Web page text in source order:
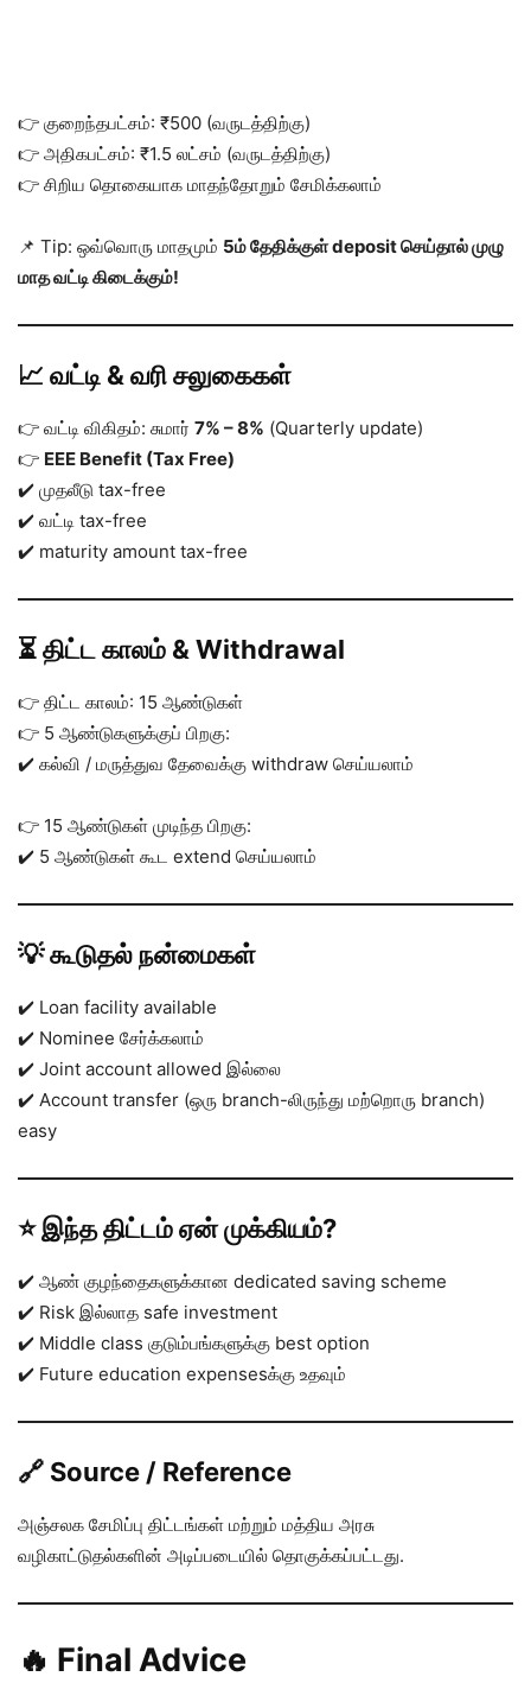
👉 குறைந்தபட்சம்: ₹500 (வருடத்திற்கு)
👉 அதிகபட்சம்: ₹1.5 லட்சம் (வருடத்திற்கு)
👉 சிறிய தொகையாக மாதந்தோறும் சேமிக்கலாம்
📌 Tip: ஒவ்வொரு மாதமும் 5ம் தேதிக்குள் deposit செய்தால் முழு
மாத வட்டி கிடைக்கும்!
📈 வட்டி & வரி சலுகைகள்
👉 வட்டி விகிதம்: சுமார் 7% – 8% (Quarterly update)
👉 EEE Benefit (Tax Free)
✔️ முதலீடு tax-free
✔️ வட்டி tax-free
✔️ maturity amount tax-free
⏳ திட்ட காலம் & Withdrawal
👉 திட்ட காலம்: 15 ஆண்டுகள்
👉 5 ஆண்டுகளுக்குப் பிறகு:
✔️ கல்வி / மருத்துவ தேவைக்கு withdraw செய்யலாம்
👉 15 ஆண்டுகள் முடிந்த பிறகு:
✔️ 5 ஆண்டுகள் கூட extend செய்யலாம்
💡 கூடுதல் நன்மைகள்
✔️ Loan facility available
✔️ Nominee சேர்க்கலாம்
✔️ Joint account allowed இல்லை
✔️ Account transfer (ஒரு branch-லிருந்து மற்றொரு branch)
easy
⭐ இந்த திட்டம் ஏன் முக்கியம்?
✔️ ஆண் குழந்தைகளுக்கான dedicated saving scheme
✔️ Risk இல்லாத safe investment
✔️ Middle class குடும்பங்களுக்கு best option
✔️ Future education expensesக்கு உதவும்
🔗 Source / Reference
அஞ்சலக சேமிப்பு திட்டங்கள் மற்றும் மத்திய அரசு
வழிகாட்டுதல்களின் அடிப்படையில் தொகுக்கப்பட்டது.
🔥 Final Advice